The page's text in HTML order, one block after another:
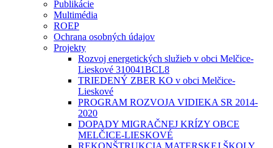
Publikácie
Multimédia
ROEP
Ochrana osobných údajov
Projekty
Rozvoj energetických služieb v obci Melčice-
Lieskové 310041BCL8
TRIEDENÝ ZBER KO v obci Melčice-
Lieskové
PROGRAM ROZVOJA VIDIEKA SR 2014-
2020
DOPADY MIGRAČNEJ KRÍZY OBCE
MELČICE-LIESKOVÉ
REKONŠTRUKCIA MATERSKEJ ŠKOLY